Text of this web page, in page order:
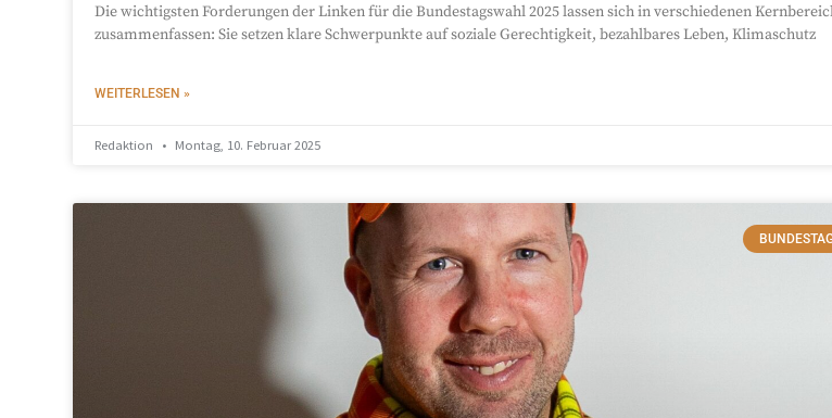
Die wichtigsten Forderungen der Linken für die Bundestagswahl 2025 lassen sich in verschiedenen
zusammenfassen: Sie setzen klare Schwerpunkte auf soziale Gerechtigkeit, bezahlbares Leben, Klimaschutz
WEITERLESEN »
Redaktion Montag, 10. Februar 2025